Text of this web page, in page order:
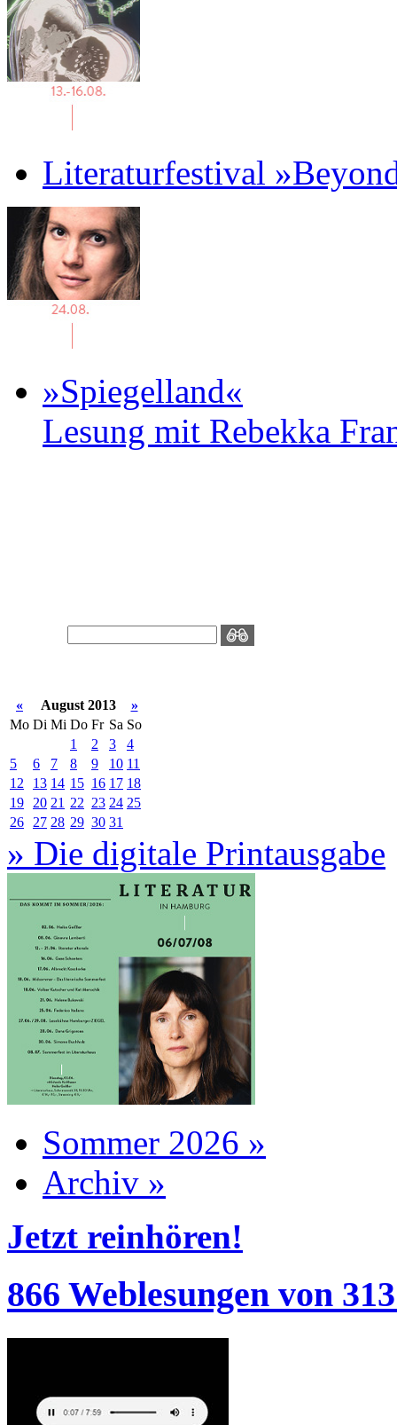
Literaturfestival
»Spiegelland«
Lesung mit Rebekka
« August 2013
»
Mo Di Mi Do Fr Sa So
1
2 3
4
5
6 7 8 9 10 11
12
13 14 15 16 17 18
19
20 21 22 23 24 25
26
27 28 29 30 31
» Die digitale Printausgabe
Sommer 2026 »
Archiv »
Jetzt reinhören!
866 Weblesungen von